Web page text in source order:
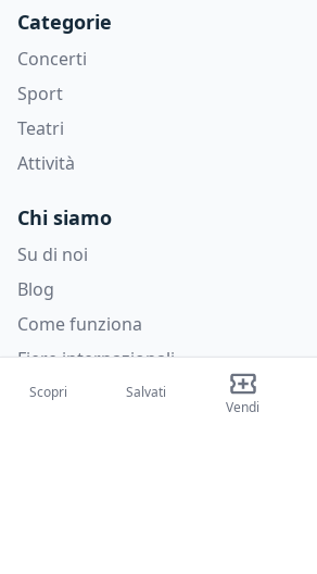
Categorie
Concerti
Sport
Teatri
Attività
Chi siamo
Su di noi
Blog
Come funziona
Fiere internazionali
Creator Program
Scopri
Salvati
Vendi